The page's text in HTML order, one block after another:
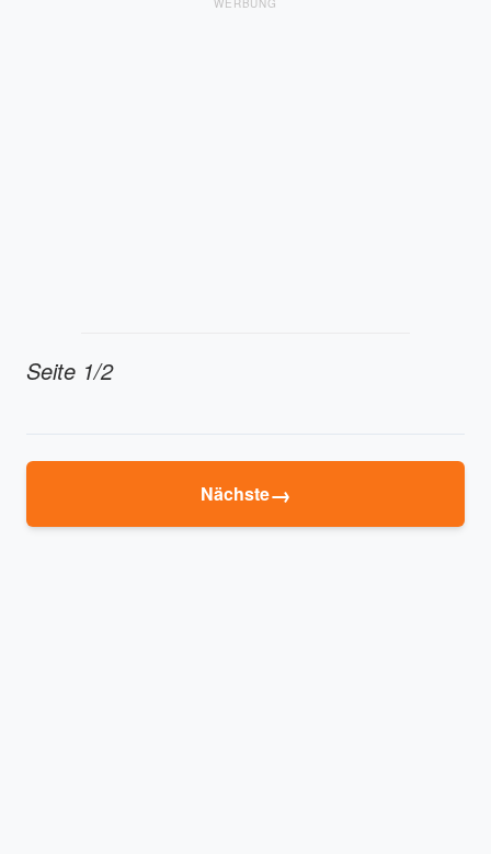
Seite 1/2
Nächste→